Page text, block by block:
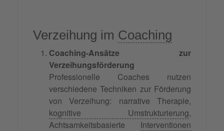
Verzeihung im Coaching
Coaching-Ansätze zur
Verzeihungsförderung
Professionelle Coaches nutzen
verschiedene Techniken zur Förderung
von Verzeihung: narrative Therapie,
kognitive Umstrukturierung,
Achtsamkeitsbasierte Interventionen